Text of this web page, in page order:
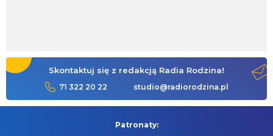
Skontaktuj się z redakcją Radia Rodzina!
71 322 20 22 studio@radiorodzina.pl
Patronaty: